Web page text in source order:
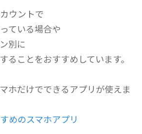
ウントで
ている場合や
別に
ることをおすすめしています。
ホだけでできるアプリが使えま
めのスマホアプリ